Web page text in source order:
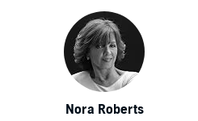
Nora Roberts